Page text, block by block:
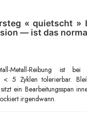
« quietscht »
— ist das
Metall-Reibung ist bei
< 5 Zyklen tolerierbar.
ein Bearbeitungsspan
irgendwann.